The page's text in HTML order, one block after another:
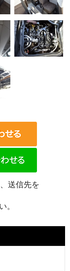
送信先を